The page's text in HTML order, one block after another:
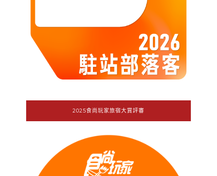
2025食尚玩家旅宿大賞評審